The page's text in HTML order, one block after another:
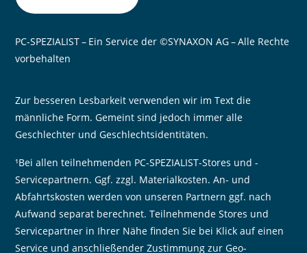
PC-SPEZIALIST – Ein Service der ©SYNAXON AG – Alle Rechte
vorbehalten
Zur besseren Lesbarkeit verwenden wir im Text die
männliche Form. Gemeint sind jedoch immer alle
Geschlechter und Geschlechtsidentitäten.
¹Bei allen teilnehmenden PC-SPEZIALIST-Stores und -
Servicepartnern. Ggf. zzgl. Materialkosten. An- und
Abfahrtskosten werden von unseren Partnern ggf. nach
Aufwand separat berechnet. Teilnehmende Stores und
Servicepartner in Ihrer Nähe finden Sie bei Klick auf einen
Service und anschließender Zustimmung zur Geo-